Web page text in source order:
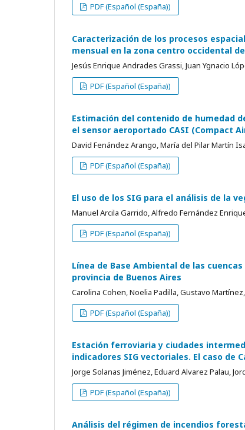
PDF (Español (España))
Caracterización de los procesos
mensual en la zona centro occidental
Jesús Enrique Andrades Grassi, Juan Ygnacio
PDF (Español (España))
Estimación del contenido de humedad
el sensor aeroportado CASI (Compact
David Fenández Arango, María del Pilar Martín
PDF (Español (España))
El uso de los SIG para el análisis de la
Manuel Arcila Garrido, Alfredo Fernández
PDF (Español (España))
Línea de Base Ambiental de las
provincia de Buenos Aires
Carolina Cohen, Noelia Padilla, Gustavo
PDF (Español (España))
Estación ferroviaria y ciudades
indicadores SIG vectoriales. El caso de
Jorge Solanas Jiménez, Eduard Alvarez Palau,
PDF (Español (España))
Análisis del régimen de incendios